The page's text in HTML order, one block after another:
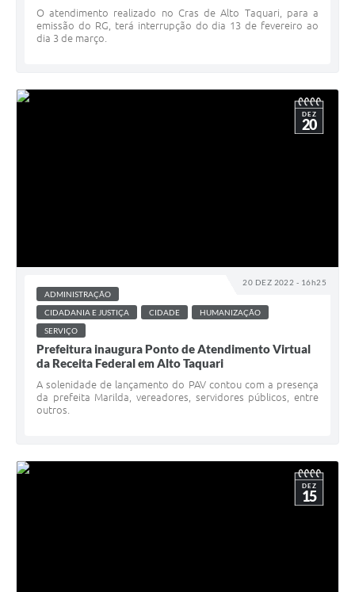
O atendimento realizado no Cras de Alto Taquari, para a
emissão do RG, terá interrupção do dia 13 de fevereiro ao
dia 3 de março.
20 DEZ 2022 - 16h25
DEZ
20
ADMINISTRAÇÃO
CIDADANIA E JUSTIÇA
CIDADE
HUMANIZAÇÃO
SERVIÇO
Prefeitura inaugura Ponto de Atendimento Virtual
da Receita Federal em Alto Taquari
A solenidade de lançamento do PAV contou com a presença
da prefeita Marilda, vereadores, servidores públicos, entre
outros.
DEZ
15